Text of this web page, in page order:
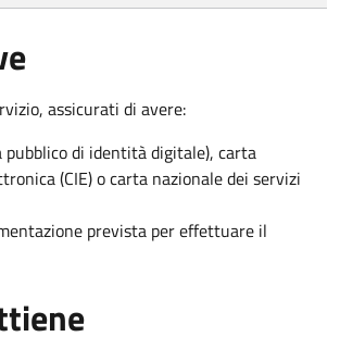
assicurati di avere:
pubblico di identità digitale), carta
(CIE) o carta nazionale dei servizi
prevista per effettuare il